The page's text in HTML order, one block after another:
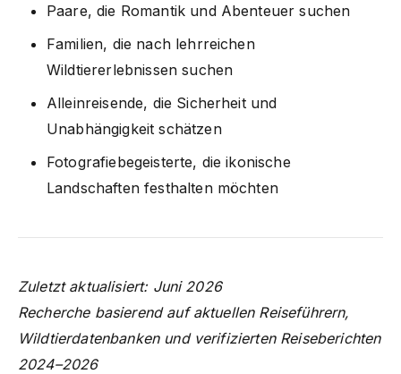
Paare, die Romantik und Abenteuer suchen
Familien, die nach lehrreichen
Wildtiererlebnissen suchen
Alleinreisende, die Sicherheit und
Unabhängigkeit schätzen
Fotografiebegeisterte, die ikonische
Landschaften festhalten möchten
Zuletzt aktualisiert: Juni 2026
Recherche basierend auf aktuellen Reiseführern,
Wildtierdatenbanken und verifizierten Reiseberichten
2024–2026